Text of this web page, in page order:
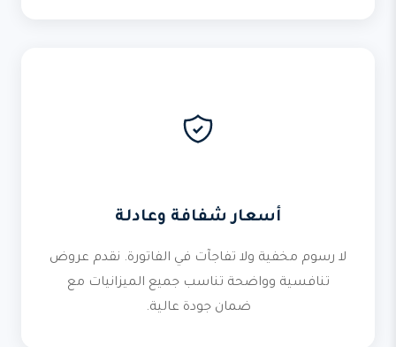
أسعار شفافة وعادلة
لا رسوم مخفية ولا تفاجآت في الفاتورة. نقدم عروض
تنافسية وواضحة تناسب جميع الميزانيات مع
ضمان جودة عالية.